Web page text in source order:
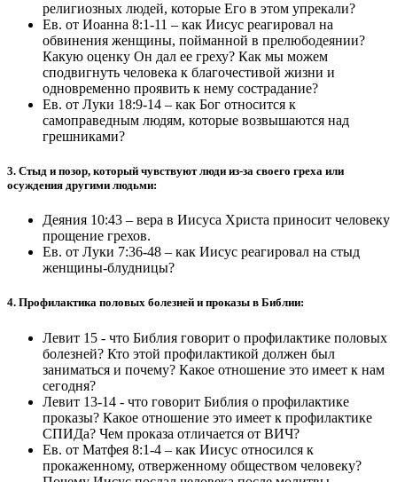
религиозных людей, которые Его в этом упрекали?
Ев. от Иоанна 8:1-11 – как Иисус реагировал на
обвинения женщины, пойманной в прелюбодеянии?
Какую оценку Он дал ее греху? Как мы можем
сподвигнуть человека к благочестивой жизни и
одновременно проявить к нему сострадание?
Ев. от Луки 18:9-14 – как Бог относится к
самоправедным людям, которые возвышаются над
грешниками?
3. Стыд и позор, который чувствуют люди из-за своего греха или
осуждения другими людьми:
Деяния 10:43 – вера в Иисуса Христа приносит человеку
прощение грехов.
Ев. от Луки 7:36-48 – как Иисус реагировал на стыд
женщины-блудницы?
4. Профилактика половых болезней и проказы в Библии:
Левит 15 - что Библия говорит о профилактике половых
болезней? Кто этой профилактикой должен был
заниматься и почему? Какое отношение это имеет к нам
сегодня?
Левит 13-14 - что говорит Библия о профилактике
проказы? Какое отношение это имеет к профилактике
СПИДа? Чем проказа отличается от ВИЧ?
Ев. от Матфея 8:1-4 – как Иисус относился к
прокаженному, отверженному обществом человеку?